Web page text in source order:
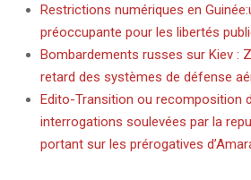
Restrictions numériques en
préoccupante pour les libertés
Bombardements russes sur Kiev :
retard des systèmes de défense
Edito-Transition ou recomposition
interrogations soulevées par la
portant sur les prérogatives